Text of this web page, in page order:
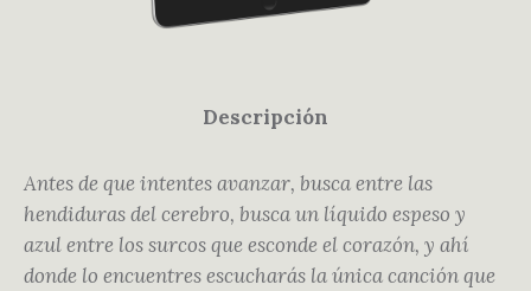
Descripción
Antes de que intentes avanzar, busca entre las
hendiduras del cerebro, busca un líquido espeso y
azul entre los surcos que esconde el corazón, y ahí
donde lo encuentres escucharás la única canción que